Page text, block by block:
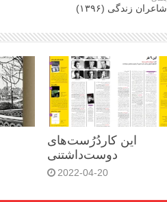
شاعران زندگی (۱۳۹۶)
این کاردُرُست‌های
دوست‌داشتنی
2022-04-20